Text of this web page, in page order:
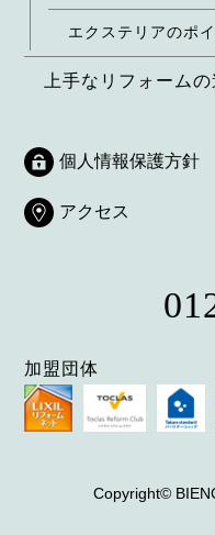
エクステリアのポ
上手なリフォームの
個人情報保護方針
アクセス
加盟団体
Copyright©